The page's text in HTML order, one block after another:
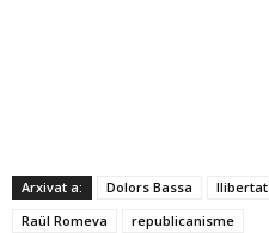
Arxivat a: Dolors Bassa llibertat
Raül Romeva
republicanisme